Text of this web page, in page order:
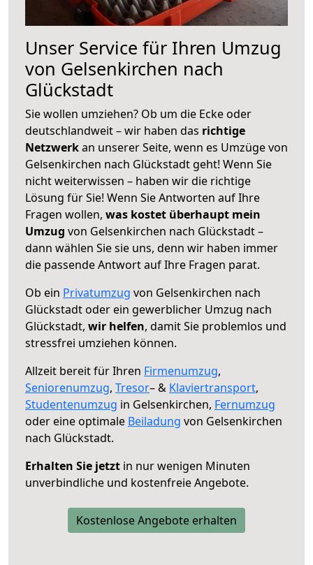
Unser Service für Ihren Umzug
von Gelsenkirchen nach
Glückstadt
Sie wollen umziehen? Ob um die Ecke oder
deutschlandweit – wir haben das richtige
Netzwerkan unserer Seite, wenn es Umzüge von
Gelsenkirchen nach Glückstadt geht! Wenn Sie
nicht weiterwissen – haben wir die richtige
Lösung für Sie! Wenn Sie Antworten auf Ihre
Fragen wollen, was kostet überhaupt mein
Umzug von Gelsenkirchen nach Glückstadt –
dann wählen Sie sie uns, denn wir haben immer
die passende Antwort auf Ihre Fragen parat.
Ob ein Privatumzug von Gelsenkirchen nach
Glückstadt oder ein gewerblicher Umzug nach
Glückstadt, wir helfen, damit Sie problemlos und
stressfrei umziehen können.
Allzeit bereit für Ihren Firmenumzug,
Seniorenumzug, Tresor– & Klaviertransport,
Studentenumzug in Gelsenkirchen, Fernumzug
oder eine optimale Beiladung von Gelsenkirchen
nach Glückstadt.
Erhalten Sie jetzt in nur wenigen Minuten
unverbindliche und kostenfreie Angebote.
Kostenlose Angebote erhalten